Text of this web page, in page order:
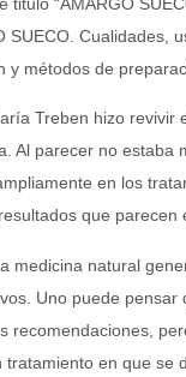
SUECO. Cualidades,
y métodos de
Treben hizo revivir
Al parecer no estaba
en los
que parecen
medicina natural
Uno puede pensar
recomendaciones,
tratamiento en que se